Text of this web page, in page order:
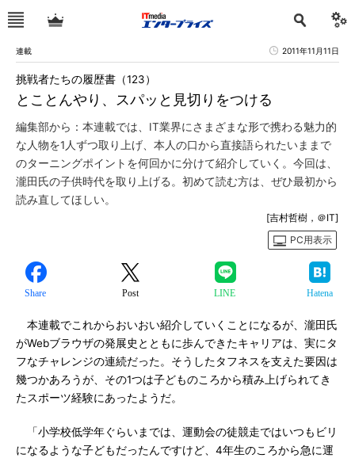
連載 2011年11月11日
とことんやり、スパッと見切りをつける
挑戦者たちの履歴書（123）
編集部から：本連載では、IT業界にさまざまな形で携わる魅力的
な人物を1人ずつ取り上げ、本人の口から直接語られたいままで
のターニングポイントを何回かに分けて紹介していく。今回は、
瀧田氏の子供時代を取り上げる。初めて読む方は、ぜひ最初から
読み直してほしい。
[吉村哲樹，＠IT]
PC用表示
Share Post LINE Hatena
本連載でこれからおいおい紹介していくことになるが、瀧田氏
がWebブラウザの発展史とともに歩んできたキャリアは、実にタ
フなチャレンジの連続だった。そうしたタフネスを支えた要因は
幾つかあろうが、その1つは子どものころから積み上げられてき
たスポーツ経験にあったようだ。
「小学校低学年ぐらいまでは、運動会の徒競走ではいつもビリ
になるような子どもだったんですけど、4年生のころから急に運